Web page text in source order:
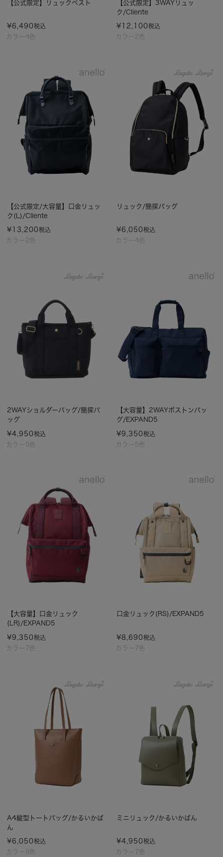
カラー4色
【公式限定】リュックベスト
¥6,490税込
カラー2色
【公式限定】3WAYリュッ
ク/Cliente
¥ 12,100税込
カラー2色
【公式限定/大容量】口金リュッ
ク(L)/Cliente
¥ 13,200税込
カラー4色
リュック/簡探バッグ
¥6,050税込
カラー5色
2WAYショルダーバッグ/簡探バ
ッグ
¥4,950税込
カラー5色
【大容量】2WAYボストンバッ
グ/EXPAND5
¥9,350税込
カラー7色
【大容量】口金リュック
(LR)/EXPAND5
¥9,350税込
カラー7色
口金リュック(RS)/EXPAND5
¥8,690税込
カラー9色
A4縦型トートバッグ/かるいかば
ん
¥6,050税込
カラー7色
ミニリュック/かるいかばん
¥4,950税込